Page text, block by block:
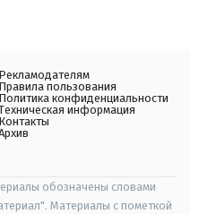
Рекламодателям
Правила пользования
Политика конфиденциальности
информация
Контакты
обозначены словами
Материалы с пометкой